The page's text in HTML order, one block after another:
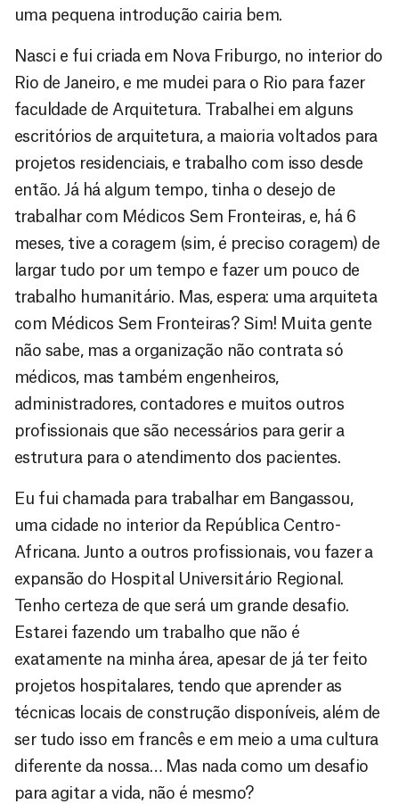
uma pequena introdução cairia bem.
Nasci e fui criada em Nova Friburgo, no interior do
Rio de Janeiro, e me mudei para o Rio para fazer
faculdade de Arquitetura. Trabalhei em alguns
escritórios de arquitetura, a maioria voltados para
projetos residenciais, e trabalho com isso desde
então. Já há algum tempo, tinha o desejo de
trabalhar com Médicos Sem Fronteiras, e, há 6
meses, tive a coragem (sim, é preciso coragem) de
largar tudo por um tempo e fazer um pouco de
trabalho humanitário. Mas, espera: uma arquiteta
com Médicos Sem Fronteiras? Sim! Muita gente
não sabe, mas a organização não contrata só
médicos, mas também engenheiros,
administradores, contadores e muitos outros
profissionais que são necessários para gerir a
estrutura para o atendimento dos pacientes.
Eu fui chamada para trabalhar em Bangassou,
uma cidade no interior da República Centro-
Africana. Junto a outros profissionais, vou fazer a
expansão do Hospital Universitário Regional.
Tenho certeza de que será um grande desafio.
Estarei fazendo um trabalho que não é
exatamente na minha área, apesar de já ter feito
projetos hospitalares, tendo que aprender as
técnicas locais de construção disponíveis, além de
ser tudo isso em francês e em meio a uma cultura
diferente da nossa… Mas nada como um desafio
para agitar a vida, não é mesmo?